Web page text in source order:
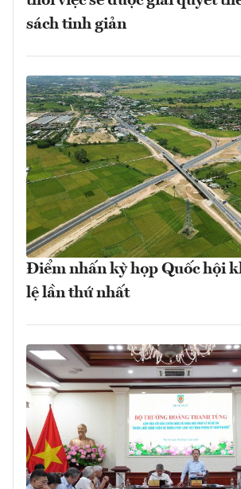
sách tinh giản
Điểm nhấn kỳ họp Quốc hội
lệ lần thứ nhất